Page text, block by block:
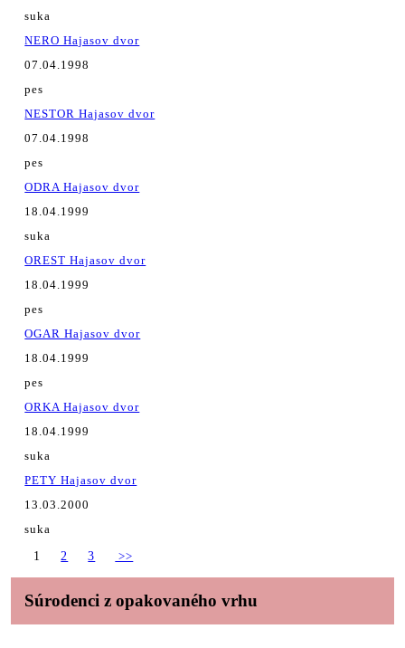
suka
NERO Hajasov dvor
07.04.1998
pes
NESTOR Hajasov dvor
07.04.1998
pes
ODRA Hajasov dvor
18.04.1999
suka
OREST Hajasov dvor
18.04.1999
pes
OGAR Hajasov dvor
18.04.1999
pes
ORKA Hajasov dvor
18.04.1999
suka
PETY Hajasov dvor
13.03.2000
suka
1
2 3 >>
Súrodenci z opakovaného vrhu